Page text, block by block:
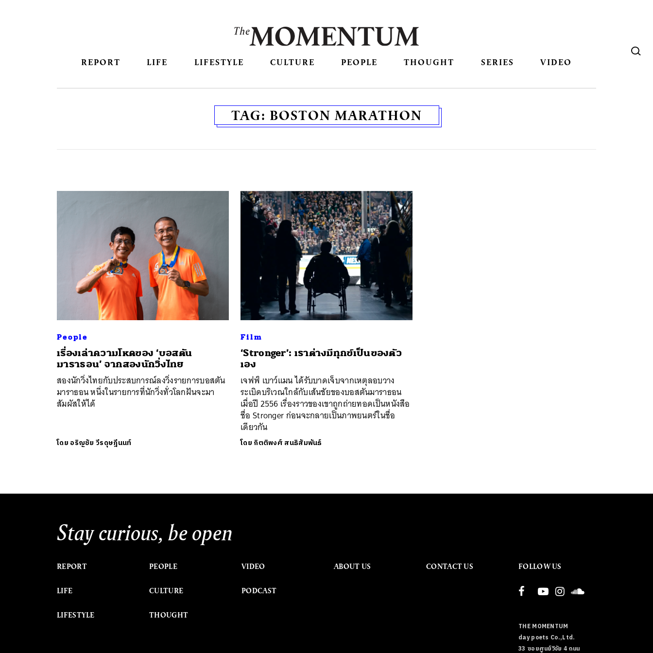
REPORT LIFE LIFESTYLE CULTURE PEOPLE THOUGHT SERIES VIDEO
TAG: BOSTON MARATHON
People
เรื่องเล่าความโหดของ ‘บอสตัน
มาราธอน’ จากสองนักวิ่งไทย
สองนักวิ่งไทยกับประสบการณ์ลงวิ่งรายการบอสตัน
มาราธอน หนึ่งในรายการที่นักวิ่งทั่วโลกฝันจะมา
สัมผัสให้ได้
โดย อริญชัย วีรดุษฎีนนท์
Film
​‘Stronger’: เราต่างมีทุกข์เป็นของตัว
เอง
เจฟฟ์ เบาว์แมน ได้รับบาดเจ็บจากเหตุลอบวาง
ระเบิดบริเวณใกล้กับเส้นชัยของบอสตันมาราธอน
เมื่อปี 2556 เรื่องราวของเขาถูกถ่ายทอดเป็นหนังสือ
ชื่อ Stronger ก่อนจะกลายเป็นภาพยนตร์ในชื่อ
เดียวกัน
โดย กิตติพงศ์ สนธิสัมพันธ์
Stay curious, be open
REPORT
LIFE
LIFESTYLE
PEOPLE
CULTURE
THOUGHT
VIDEO
PODCAST
ABOUT US CONTACT US FOLLOW US
THE MOMENTUM
day poets Co.,Ltd.
33 ซอยศูนย์วิจัย 4 ถนน
SHARE TWEET LINE EMAIL